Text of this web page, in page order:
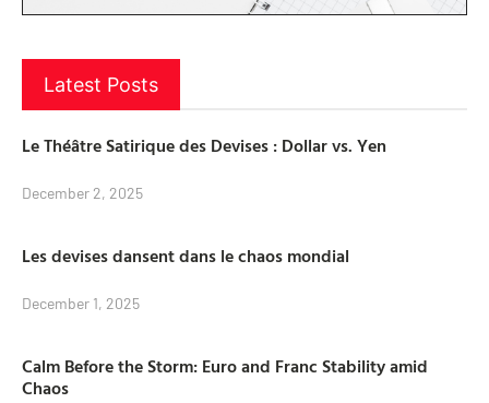
Latest Posts
Le Théâtre Satirique des Devises : Dollar vs. Yen
December 2, 2025
Les devises dansent dans le chaos mondial
December 1, 2025
Calm Before the Storm: Euro and Franc Stability amid
Chaos